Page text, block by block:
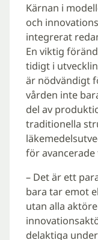
Kärnan i
och
integrerat
En viktig
tidigt i
är nödvändigt
vården inte
del av
traditionella
för avancerade
– Det är ett
bara tar emot
utan alla
delaktiga